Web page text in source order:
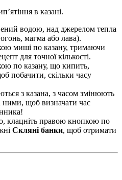
в казані.
водою, над джерелом тепла
магма або лава).
миші по казану, тримаючи
для точної кількості.
по казану, що кипить,
побачити, скільки часу
з казана, з часом змінюють
ними, щоб визначати час
клацніть правою кнопкою по
Скляні банки, щоб отримати